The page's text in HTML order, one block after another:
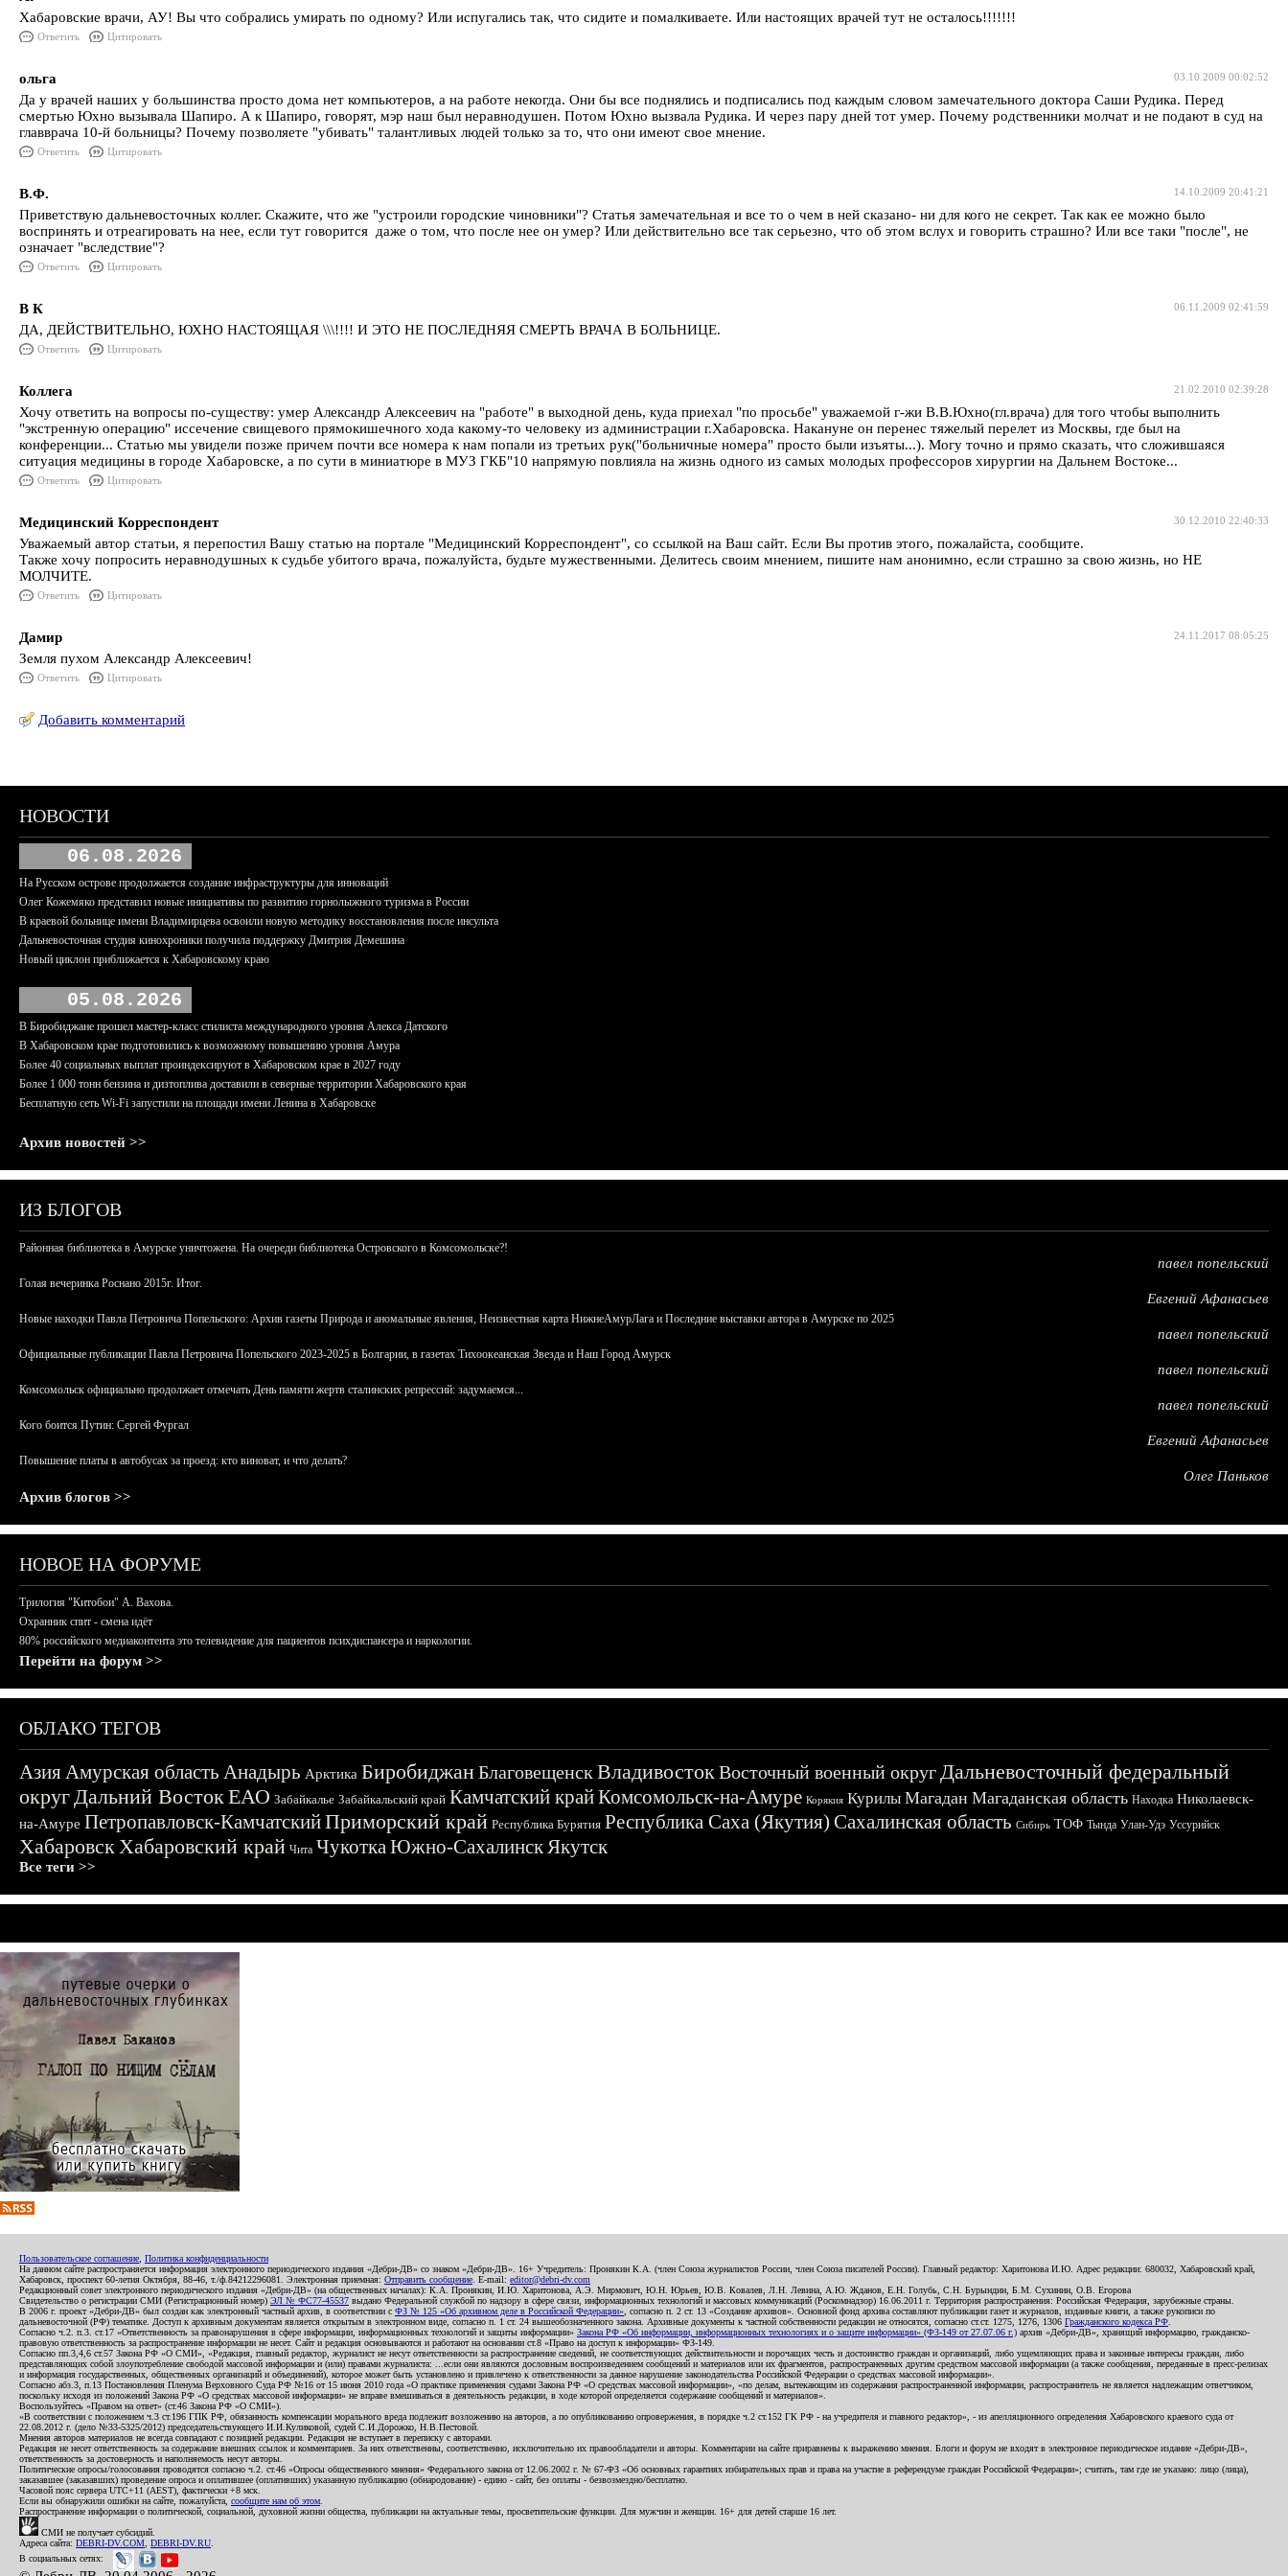
Хабаровские врачи, АУ! Вы что собрались умирать по одному? Или испугались так, что сидите и помалкиваете. Или настоящих врачей тут не осталось!!!!!!!
Ответить Цитировать
03.10.2009 00:02:52
ольга
Да у врачей наших у большинства просто дома нет компьютеров, а на работе некогда. Они бы все поднялись и подписались под каждым словом замечательного доктора Саши Рудика. Перед
смертью Юхно вызывала Шапиро. А к Шапиро, говорят, мэр наш был неравнодушен. Потом Юхно вызвала Рудика. И через пару дней тот умер. Почему родственники молчат и не подают в суд на
главврача 10-й больницы? Почему позволяете "убивать" талантливых людей только за то, что они имеют свое мнение.
Ответить Цитировать
14.10.2009 20:41:21
В.Ф.
Приветствую дальневосточных коллег. Скажите, что же "устроили городские чиновники"? Статья замечательная и все то о чем в ней сказано- ни для кого не секрет. Так как ее можно было
воспринять и отреагировать на нее, если тут говорится даже о том, что после нее он умер? Или действительно все так серьезно, что об этом вслух и говорить страшно? Или все таки "после", не
означает "вследствие"?
Ответить Цитировать
06.11.2009 02:41:59
В К
ДА, ДЕЙСТВИТЕЛЬНО, ЮХНО НАСТОЯЩАЯ \\\!!!! И ЭТО НЕ ПОСЛЕДНЯЯ СМЕРТЬ ВРАЧА В БОЛЬНИЦЕ.
Ответить Цитировать
21.02.2010 02:39:28
Коллега
Хочу ответить на вопросы по-существу: умер Александр Алексеевич на "работе" в выходной день, куда приехал "по просьбе" уважаемой г-жи В.В.Юхно(гл.врача) для того чтобы выполнить
"экстренную операцию" иссечение свищевого прямокишечного хода какому-то человеку из администрации г.Хабаровска. Накануне он перенес тяжелый перелет из Москвы, где был на
конференции... Статью мы увидели позже причем почти все номера к нам попали из третьих рук("больничные номера" просто были изъяты...). Могу точно и прямо сказать, что сложившаяся
ситуация медицины в городе Хабаровске, а по сути в миниатюре в МУЗ ГКБ"10 напрямую повлияла на жизнь одного из самых молодых профессоров хирургии на Дальнем Востоке...
Ответить Цитировать
30.12.2010 22:40:33
Медицинский Корреспондент
Уважаемый автор статьи, я перепостил Вашу статью на портале "Медицинский Корреспондент", со ссылкой на Ваш сайт. Если Вы против этого, пожалайста, сообщите.
Также хочу попросить неравнодушных к судьбе убитого врача, пожалуйста, будьте мужественными. Делитесь своим мнением, пишите нам анонимно, если страшно за свою жизнь, но НЕ
МОЛЧИТЕ.
Ответить Цитировать
24.11.2017 08:05:25
Дамир
Земля пухом Александр Алексеевич!
Ответить Цитировать
Добавить комментарий
НОВОСТИ
06.08.2026
На Русском острове продолжается создание инфраструктуры для инноваций
Олег Кожемяко представил новые инициативы по развитию горнолыжного туризма в России
В краевой больнице имени Владимирцева освоили новую методику восстановления после инсульта
Дальневосточная студия кинохроники получила поддержку Дмитрия Демешина
Новый циклон приближается к Хабаровскому краю
05.08.2026
В Биробиджане прошел мастер-класс стилиста международного уровня Алекса Датского
В Хабаровском крае подготовились к возможному повышению уровня Амура
Более 40 социальных выплат проиндексируют в Хабаровском крае в 2027 году
Более 1 000 тонн бензина и дизтоплива доставили в северные территории Хабаровского края
Бесплатную сеть Wi-Fi запустили на площади имени Ленина в Хабаровске
Архив новостей >>
ИЗ БЛОГОВ
Районная библиотека в Амурске уничтожена. На очереди библиотека Островского в Комсомольске?!
павел попельский
Голая вечеринка Роснано 2015г. Итог.
Евгений Афанасьев
Новые находки Павла Петровича Попельского: Архив газеты Природа и аномальные явления, Неизвестная карта НижнеАмурЛага и Последние выставки автора в Амурске по 2025
павел попельский
Официальные публикации Павла Петровича Попельского 2023-2025 в Болгарии, в газетах Тихоокеанская Звезда и Наш Город Амурск
павел попельский
Комсомольск официально продолжает отмечать День памяти жертв сталинских репрессий: задумаемся...
павел попельский
Кого боится Путин: Сергей Фургал
Евгений Афанасьев
Повышение платы в автобусах за проезд: кто виноват, и что делать?
Олег Паньков
Архив блогов >>
НОВОЕ НА ФОРУМЕ
Трилогия "Китобои" А. Вахова.
Охранник спит - смена идёт
80% российского медиаконтента это телевидение для пациентов психдиспансера и наркологии.
Перейти на форум >>
ОБЛАКО ТЕГОВ
АзияАмурская область Анадырь Арктика БиробиджанБлаговещенскВладивостокВосточный военный округДальневосточный федеральный
округДальний ВостокЕАО Забайкалье Забайкальский край Камчатский крайКомсомольск-на-Амуре Корякия Курилы Магадан Магаданская область Находка Николаевск-
на-Амуре Петропавловск-КамчатскийПриморский край Республика Бурятия Республика Саха (Якутия) Сахалинская область Сибирь ТОФ Тында Улан-Удэ Уссурийск
ХабаровскХабаровский край Чита ЧукоткаЮжно-СахалинскЯкутск
Все теги >>
Пользовательское соглашение Политика конфиденциальности
На данном сайте распространяется информация электронного периодического издания «Дебри-ДВ» со знаком «Дебри-ДВ». 16+ Учредитель: Пронякин К.А. (член Союза журналистов России, член Союза писателей России). Главный редактор: Харитонова И.Ю. Адрес редакции: 680032, Хабаровский край,
Хабаровск, проспект 60-летия Октября, 88-46, т./ф.84212296081. Электронная приемная: Отправить сообщение . E-mail: editor@debri-dv.com
Редакционный совет электронного периодического издания «Дебри-ДВ» (на общественных началах): К.А. Пронякин, И.Ю. Харитонова, А.Э. Мирмович, Ю.Н. Юрьев, Ю.В. Ковалев, Л.Н. Левина, А.Ю. Жданов, Е.Н. Голубь, С.Н. Бурындин, Б.М. Сухинин, О.В. Егорова
Свидетельство о регистрации СМИ (Регистрационный номер) ЭЛ № ФС77-45537 выдано Федеральной службой по надзору в сфере связи, информационных технологий и массовых коммуникаций (Роскомнадзор) 16.06.2011 г. Территория распространения: Российская Федерация, зарубежные страны.
В 2006 г. проект «Дебри-ДВ» был создан как электронный частный архив, в соответствии с ФЗ № 125 «Об архивном деле в Российской Федерации» , согласно п. 2 ст. 13 «Создание архивов». Основной фонд архива составляют публикации газет и журналов, изданные книги, а также рукописи по
дальневосточной (РФ) тематике. Доступ к архивным документам является открытым в электронном виде, согласно п. 1 ст. 24 вышеобозначенного закона. Архивные документы к частной собственности редакции не относятся, согласно ст.ст. 1275, 1276, 1306 Гражданского кодекса РФ
Согласно ч.2. п.3. ст.17 «Ответственность за правонарушения в сфере информации, информационных технологий и защиты информации» Закона РФ «Об информации, информационных технологиях и о защите информации» (ФЗ-149 от 27.07.06 г.) архив «Дебри-ДВ», хранящий информацию, гражданско-
правовую ответственность за распространение информации не несет. Сайт и редакция основываются и работают на основании ст.8 «Право на доступ к информации» ФЗ-149.
Согласно пп.3,4,6 ст.57 Закона РФ «О СМИ», «Редакция, главный редактор, журналист не несут ответственности за распространение сведений, не соответствующих действительности и порочащих честь и достоинство граждан и организаций, либо ущемляющих права и законные интересы граждан, либо
представляющих собой злоупотребление свободой массовой информации и (или) правами журналиста: ...если они являются дословным воспроизведением сообщений и материалов или их фрагментов, распространенных другим средством массовой информации (а также сообщения, переданные в пресс-релизах
и информация государственных, общественных организаций и объединений), которое может быть установлено и привлечено к ответственности за данное нарушение законодательства Российской Федерации о средствах массовой информации».
Согласно абз.3, п.13 Постановления Пленума Верховного Суда РФ №16 от 15 июня 2010 года «О практике применения судами Закона РФ «О средствах массовой информации», «по делам, вытекающим из содержания распространенной информации, распространитель не является надлежащим ответчиком,
поскольку исходя из положений Закона РФ «О средствах массовой информации» не вправе вмешиваться в деятельность редакции, в ходе которой определяется содержание сообщений и материалов».
Воспользуйтесь «Правом на ответ» (ст.46 Закона РФ «О СМИ»).
«В соответствии с положением ч.3 ст.196 ГПК РФ, обязанность компенсации морального вреда подлежит возложению на авторов, а по опубликованию опровержения, в порядке ч.2 ст.152 ГК РФ - на учредителя и главного редактор», - из апелляционного определения Хабаровского краевого суда от
22.08.2012 г. (дело №33-5325/2012) председательствующего И.И.Куликовой, судей С.И.Дорожко, Н.В.Пестовой.
Мнения авторов материалов не всегда совпадают с позицией редакции. Редакция не вступает в переписку с авторами.
Редакция не несет ответственность за содержание внешних ссылок и комментариев. За них ответственны, соответственно, исключительно их правообладатели и авторы. Комментарии на сайте приравнены к выражению мнения. Блоги и форум не входят в электронное периодическое издание «Дебри-ДВ»,
ответственность за достоверность и наполняемость несут авторы.
Политические опросы/голосования проводятся согласно ч.2. ст.46 «Опросы общественного мнения» Федерального закона от 12.06.2002 г. № 67-ФЗ «Об основных гарантиях избирательных прав и права на участие в референдуме граждан Российской Федерации»; считать, там где не указано: лицо (лица),
заказавшее (заказавших) проведение опроса и оплатившее (оплативших) указанную публикацию (обнародование) - едино - сайт, без оплаты - безвозмездно/бесплатно.
Часовой пояс сервера UTC+11 (AEST), фактически +8 мск.
Если вы обнаружили ошибки на сайте, пожалуйста, сообщите нам об этом
Распространение информации о политической, социальной, духовной жизни общества, публикации на актуальные темы, просветительские функции. Для мужчин и женщин. 16+ для детей старше 16 лет.
СМИ не получает субсидий.
Адреса сайта: DEBRI-DV.COM DEBRI-DV.RU
В социальных сетях: